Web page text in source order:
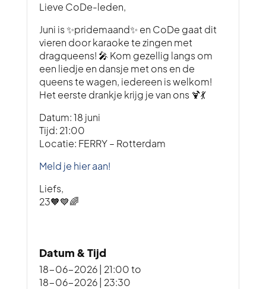
Lieve CoDe-leden,
Juni is ✨pridemaand✨ en CoDe gaat dit
vieren door karaoke te zingen met
dragqueens! 🎤 Kom gezellig langs om
een liedje en dansje met ons en de
queens te wagen, iedereen is welkom!
Het eerste drankje krijg je van ons 🍹💃
Datum: 18 juni
Tijd: 21:00
Locatie: FERRY – Rotterdam
Meld je hier aan!
Liefs,
23🧡💙🌈
Datum & Tijd
18-06-2026 | 21:00to
18-06-2026 | 23:30